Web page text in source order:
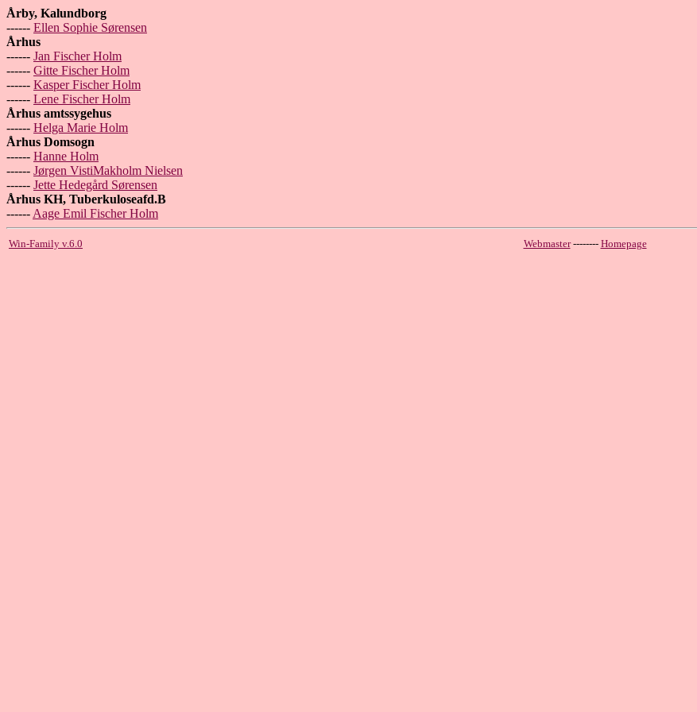
Årby, Kalundborg
------ Ellen Sophie Sørensen
Århus
------ Jan Fischer Holm
------ Gitte Fischer Holm
------ Kasper Fischer Holm
------ Lene Fischer Holm
Århus amtssygehus
------ Helga Marie Holm
Århus Domsogn
------ Hanne Holm
------ Jørgen VistiMakholm Nielsen
------ Jette Hedegård Sørensen
Århus KH, Tuberkuloseafd.B
------ Aage Emil Fischer Holm
Win-Family v.6.0 Webmaster-------- Homepage